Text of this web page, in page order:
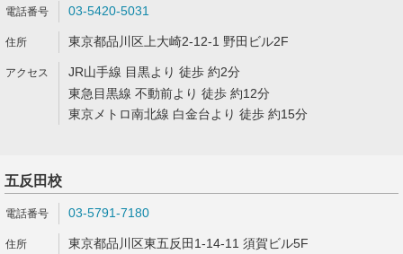
03-5420-5031
東京都品川区上大崎2-12-1 野田ビル2F
JR山手線 目黒より 徒歩 約2分
東急目黒線 不動前より 徒歩 約12分
東京メトロ南北線 白金台より 徒歩 約15分
五反田校
03-5791-7180
東京都品川区東五反田1-14-11 須賀ビル5F